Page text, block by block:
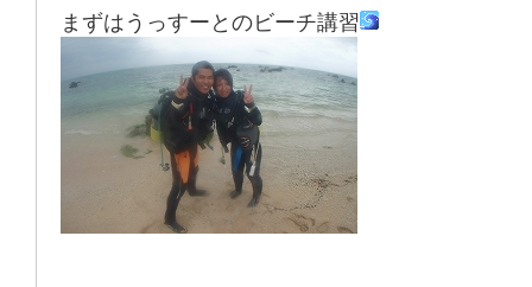
まずはうっすーとのビーチ講習